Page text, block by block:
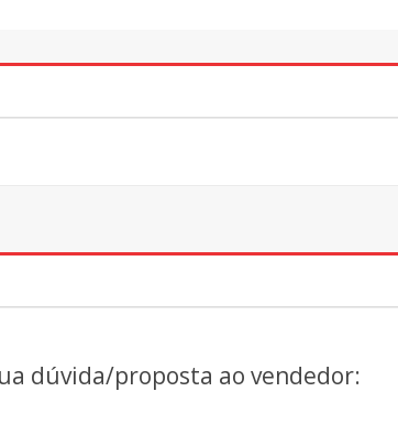
dúvida/proposta ao vendedor: